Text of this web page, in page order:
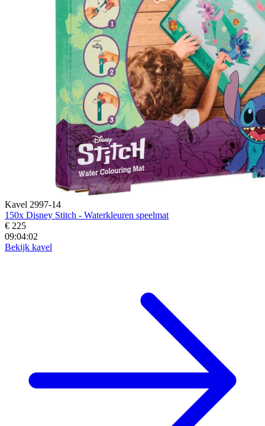
Kavel 2997-14
150x Disney Stitch - Waterkleuren speelmat
€ 225
09:04:00
Bekijk kavel